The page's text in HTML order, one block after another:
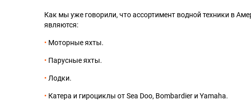
Как мы уже говорили, что ассортимент водной техники в
являются:
Моторные яхты.
Парусные яхты.
Лодки.
Катера и гироциклы от Sea Doo, Bombardier и Yamaha.